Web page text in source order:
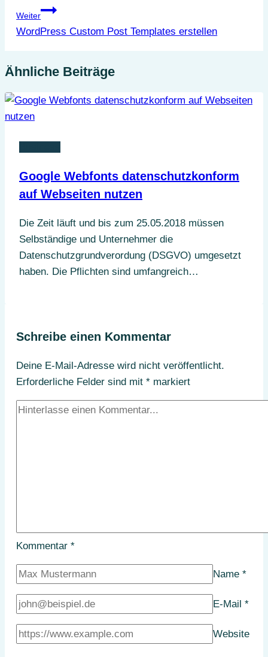
Weiter
WordPress Custom Post Templates erstellen
Ähnliche Beiträge
Google Webfonts datenschutzkonform
auf Webseiten nutzen
Die Zeit läuft und bis zum 25.05.2018 müssen
Selbständige und Unternehmer die
Datenschutzgrundverordung (DSGVO) umgesetzt
haben. Die Pflichten sind umfangreich…
Schreibe einen Kommentar
Deine E-Mail-Adresse wird nicht veröffentlicht.
Erforderliche Felder sind mit* markiert
Kommentar*
Name*
E-Mail*
Website